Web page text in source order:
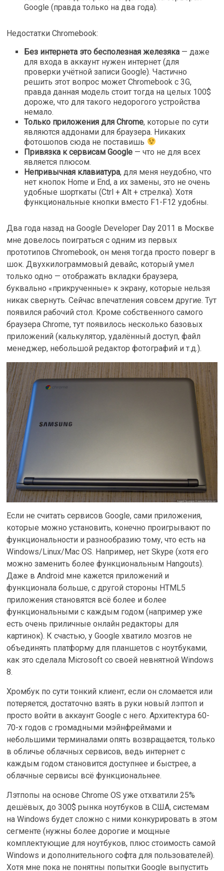
Google (правда только на два года).
Недостатки Chromebook:
Без интернета это бесполезная железяка — даже
для входа в аккаунт нужен интернет (для
проверки учётной записи Google). Частично
решить этот вопрос может Chromebook с 3G,
правда данная модель стоит тогда на целых 100$
дороже, что для такого недорогого устройства
немало.
Только приложения для Chrome, которые по сути
являются аддонами для браузера. Никаких
фотошопов сюда не поставишь
Привязка к сервисам Google — что не для всех
является плюсом.
Непривычная клавиатура, для меня неудобно, что
нет кнопок Home и End, а их замены, это не очень
удобные шорткаты (Ctrl + Alt + стрелка). Хотя
функциональные кнопки вместо F1-F12 удобны.
Два года назад на Google Developer Day 2011 в Москве
мне довелось поиграться с одним из первых
прототипов Chromebook, он меня тогда просто поверг в
шок. Двухкилограммовый девайс, который умел
только одно — отображать вкладки браузера,
буквально «прикрученные» к экрану, которые нельзя
никак свернуть. Сейчас впечатления совсем другие. Тут
появился рабочий стол. Кроме собственного самого
браузера Chrome, тут появилось несколько базовых
приложений (калькулятор, удалённый доступ, файл
менеджер, небольшой редактор фотографий и т.д.).
Если не считать сервисов Google, сами приложения,
которые можно установить, конечно проигрывают по
функциональности и разнообразию тому, что есть на
Windows/Linux/Mac OS. Например, нет Skype (хотя его
можно заменить более функциональным Hangouts).
Даже в Android мне кажется приложений и
функционала больше, c другой стороны HTML5
приложения становятся всё более и более
функциональными с каждым годом (например уже
есть очень приличные онлайн редакторы для
картинок). К счастью, у Google хватило мозгов не
объединять платформу для планшетов с ноутбуками,
как это сделала Microsoft со своей невнятной Windows
8.
Хромбук по сути тонкий клиент, если он сломается или
потеряется, достаточно взять в руки новый лэптоп и
просто войти в аккаунт Google с него. Архитектура 60-
70-х годов с громадными мэйнфреймами и
небольшими терминалами опять возвращается, только
в обличье облачных сервисов, ведь интернет с
каждым годом становится доступнее и быстрее, а
облачные сервисы всё функциональнее.
Лэтпопы на основе Chrome OS уже отхватили 25%
дешёвых, до 300$ рынка ноутбуков в США, системам
на Windows будет сложно с ними конкурировать в этом
сегменте (нужны более дорогие и мощные
комплектующие для ноутбуков, плюс стоимость самой
Windows и дополнительного софта для пользователей).
Хотя мне пока не понятны попытки Google выпустить